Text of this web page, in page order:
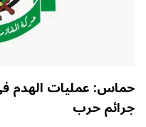
حماس: عمليات الهدم
جرائم حرب